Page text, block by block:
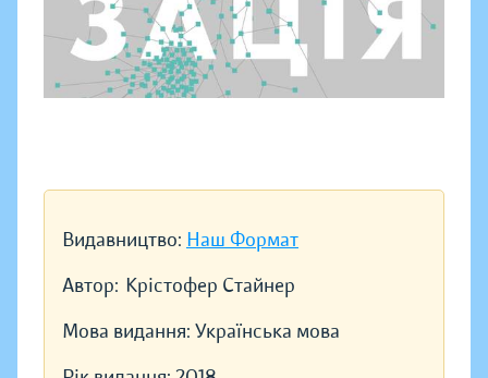
Видавництво: Наш Формат
Автор: Крістофер Стайнер
Мова видання: Українська мова